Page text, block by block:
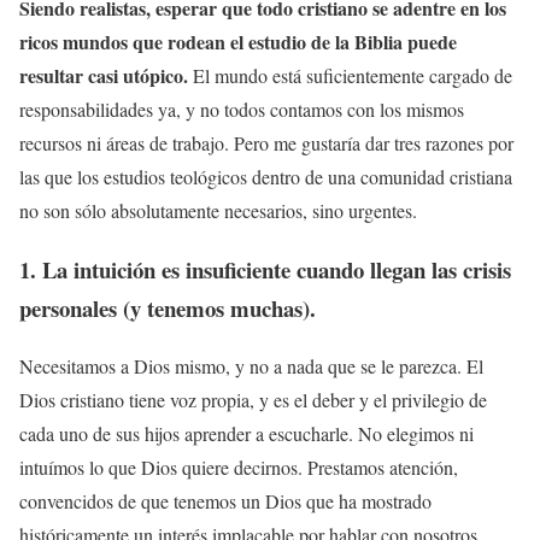
Siendo realistas, esperar que todo cristiano se adentre en los
ricos mundos que rodean el estudio de la Biblia puede
resultar casi utópico.El mundo está suficientemente cargado de
responsabilidades ya, y no todos contamos con los mismos
recursos ni áreas de trabajo. Pero me gustaría dar tres razones por
las que los estudios teológicos dentro de una comunidad cristiana
no son sólo absolutamente necesarios, sino urgentes.
1. La intuición es insuficiente cuando llegan las crisis
personales (y tenemos muchas).
Necesitamos a Dios mismo, y no a nada que se le parezca. El
Dios cristiano tiene voz propia, y es el deber y el privilegio de
cada uno de sus hijos aprender a escucharle. No elegimos ni
intuímos lo que Dios quiere decirnos. Prestamos atención,
convencidos de que tenemos un Dios que ha mostrado
históricamente un interés implacable por hablar con nosotros.